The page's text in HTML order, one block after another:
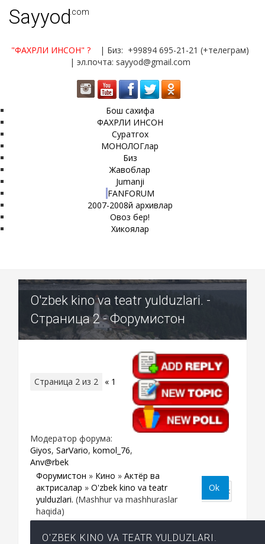
Sayyod.com
"ФАХРЛИ ИНСОН" ?
| Биз: +99894 695-21-21 (+телеграм)
| эл.почта: sayyod@gmail.com
Бош сахифа
ФАХРЛИ ИНСОН
Суратгох
МОНОЛОГлар
Биз
Жавоблар
Jumanji
FANFORUM
2007-2008й архивлар
Овоз бер!
Хикоялар
O'zbek kino va teatr yulduzlari. -
Страница 2 - Форумистон
Страница 2 из 2 « 1
Модератор форума:
Giyos, SarVario, komol_76,
Anv@rbek
Форумистон » Кино » Актёр ва
актрисалар » O'zbek kino va teatr
yulduzlari. (Mashhur va mashhuraslar
haqida)
O'ZBEK KINO VA TEATR YULDUZLARI.